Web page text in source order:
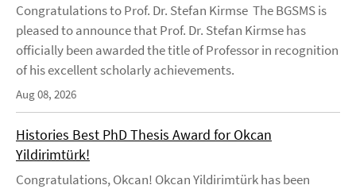
Congratulations to Prof. Dr. Stefan Kirmse The BGSMS is
pleased to announce that Prof. Dr. Stefan Kirmse has
officially been awarded the title of Professor in recognition
of his excellent scholarly achievements.
Aug 08, 2026
Histories Best PhD Thesis Award for Okcan
Yildirimtürk!
Congratulations, Okcan! Okcan Yildirimtürk has been